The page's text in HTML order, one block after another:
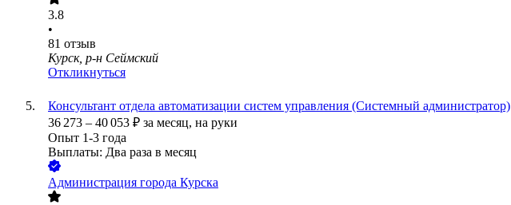
3.8
•
81 отзыв
Курск, р-н Сеймский
Откликнуться
Консультант отдела автоматизации систем управления (Системный администратор)
36 273 – 40 053 ₽ за месяц, на руки
Опыт 1-3 года
Выплаты: Два раза в месяц
Администрация города Курска